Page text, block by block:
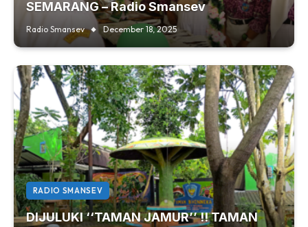
SEMARANG – Radio Smansev
Radio Smansev December 18, 2025
RADIO SMANSEV
DIJULUKI ‘‘TAMAN JAMUR’’ !! TAMAN